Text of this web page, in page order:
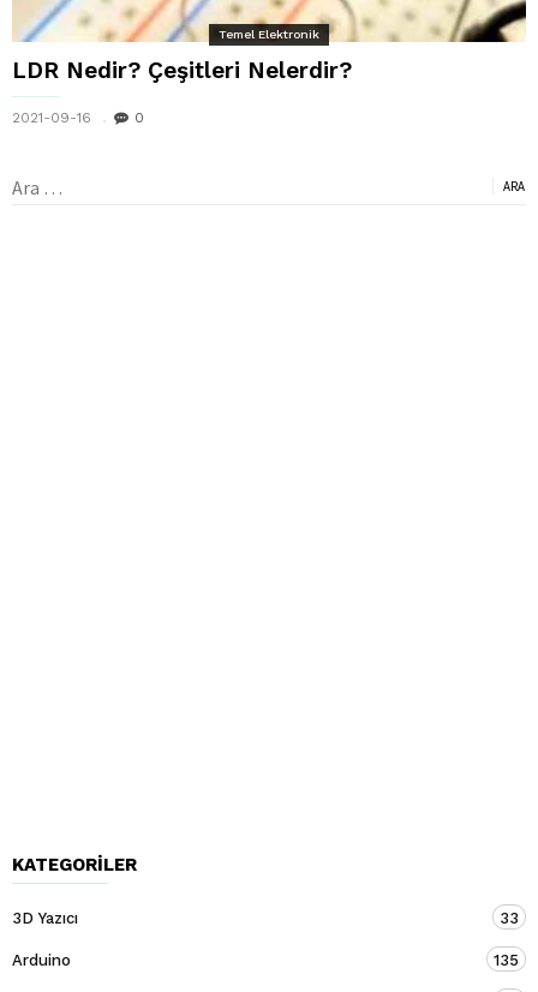
Temel Elektronik
LDR Nedir? Çeşitleri Nelerdir?
2021-09-16 0
Arama:
KATEGORILER
3D Yazıcı 33
Arduino 135